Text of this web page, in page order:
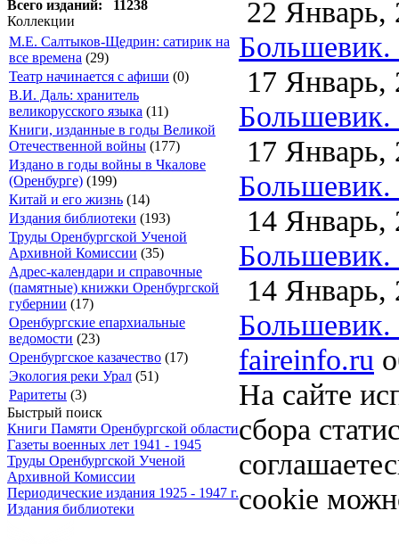
Всего изданий: 11238
Коллекции
М.Е. Салтыков-Щедрин: сатирик на
все времена (29)
Театр начинается с афиши (0)
В.И. Даль: хранитель
великорусского языка (11)
Книги, изданные в годы Великой
Отечественной войны (177)
Издано в годы войны в Чкалове
(Оренбурге) (199)
Китай и его жизнь (14)
Издания библиотеки (193)
Труды Оренбургской Ученой
Архивной Комиссии (35)
Адрес-календари и справочные
(памятные) книжки Оренбургской
губернии (17)
Оренбургские епархиальные
ведомости (23)
Оренбургское казачество (17)
Экология реки Урал (51)
Раритеты (3)
Быстрый поиск
Книги Памяти Оренбургской области
Газеты военных лет 1941 - 1945
Труды Оренбургской Ученой
Архивной Комиссии
Периодические издания 1925 - 1947 г.
Издания библиотеки
22 Январь,
Большевик.
17 Январь,
Большевик.
17 Январь,
14 Январь,
14 Январь,
faireinfo.ru
На сайте
сбора
cookie